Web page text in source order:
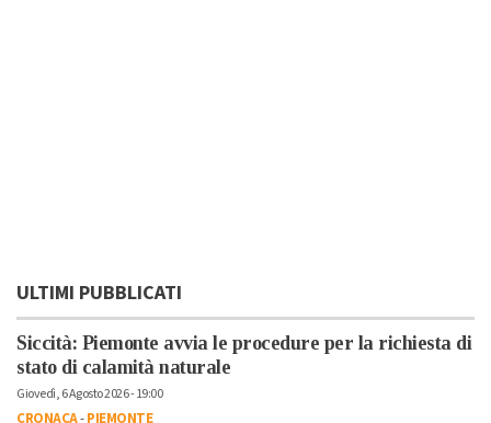
ULTIMI PUBBLICATI
Siccità: Piemonte avvia le procedure per la richiesta di
stato di calamità naturale
Giovedì, 6 Agosto 2026 - 19:00